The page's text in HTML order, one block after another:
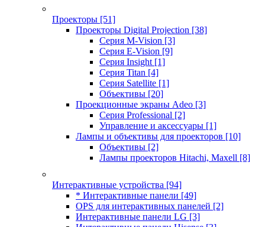
Проекторы [51]
Проекторы Digital Projection [38]
Серия M-Vision [3]
Серия E-Vision [9]
Серия Insight [1]
Серия Titan [4]
Серия Satellite [1]
Объективы [20]
Проекционные экраны Adeo [3]
Серия Professional [2]
Управление и аксессуары [1]
Лампы и объективы для проекторов [10]
Объективы [2]
Лампы проекторов Hitachi, Maxell [8]
Интерактивные устройства [94]
* Интерактивные панели [49]
OPS для интерактивных панелей [2]
Интерактивные панели LG [3]